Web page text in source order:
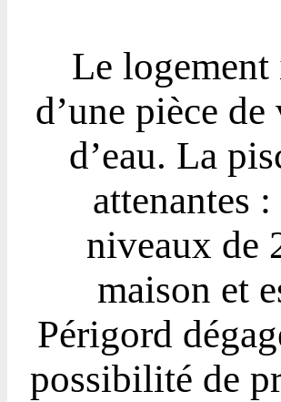
Le logement
d’une pièce
d’eau. La
attenantes
niveaux de
maison et
Périgord
possibilité de